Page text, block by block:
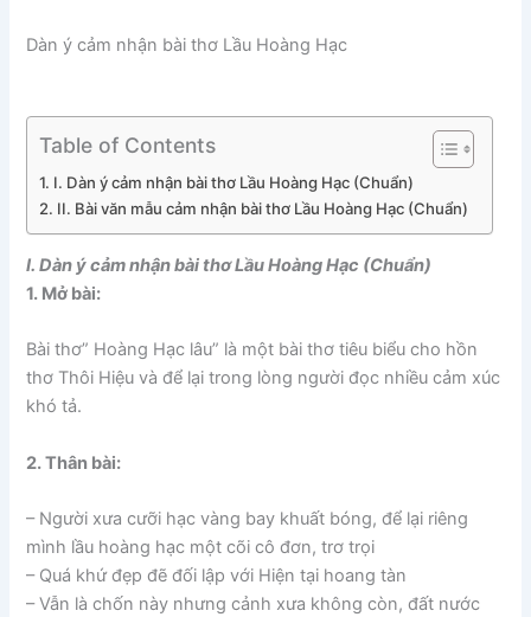
Dàn ý cảm nhận bài thơ Lầu Hoàng Hạc
Table of Contents
I. Dàn ý cảm nhận bài thơ Lầu Hoàng Hạc (Chuẩn)
II. Bài văn mẫu cảm nhận bài thơ Lầu Hoàng Hạc (Chuẩn)
I. Dàn ý cảm nhận bài thơ Lầu Hoàng Hạc (Chuẩn)
1. Mở bài:
Bài thơ” Hoàng Hạc lâu” là một bài thơ tiêu biểu cho hồn
thơ Thôi Hiệu và để lại trong lòng người đọc nhiều cảm xúc
khó tả.
2. Thân bài:
– Người xưa cưỡi hạc vàng bay khuất bóng, để lại riêng
mình lầu hoàng hạc một cõi cô đơn, trơ trọi
– Quá khứ đẹp đẽ đối lập với Hiện tại hoang tàn
– Vẫn là chốn này nhưng cảnh xưa không còn, đất nước